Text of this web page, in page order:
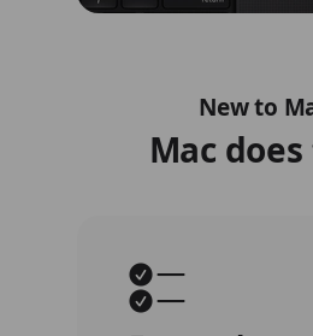
New to
Mac